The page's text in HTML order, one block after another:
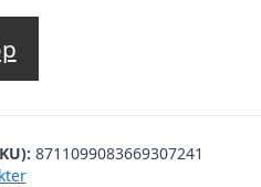
8711099083669307241